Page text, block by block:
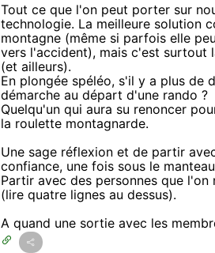
Tout ce que l'on peut porter sur
technologie. La meilleure solution
montagne (même si parfois elle
vers l'accident), mais c'est surtout
(et ailleurs).
En plongée spéléo, s'il y a plus de
démarche au départ d'une rando ?
Quelqu'un qui aura su renoncer
la roulette montagnarde.
Une sage réflexion et de partir
confiance, une fois sous le
Partir avec des personnes que
(lire quatre lignes au dessus).
A quand une sortie avec les